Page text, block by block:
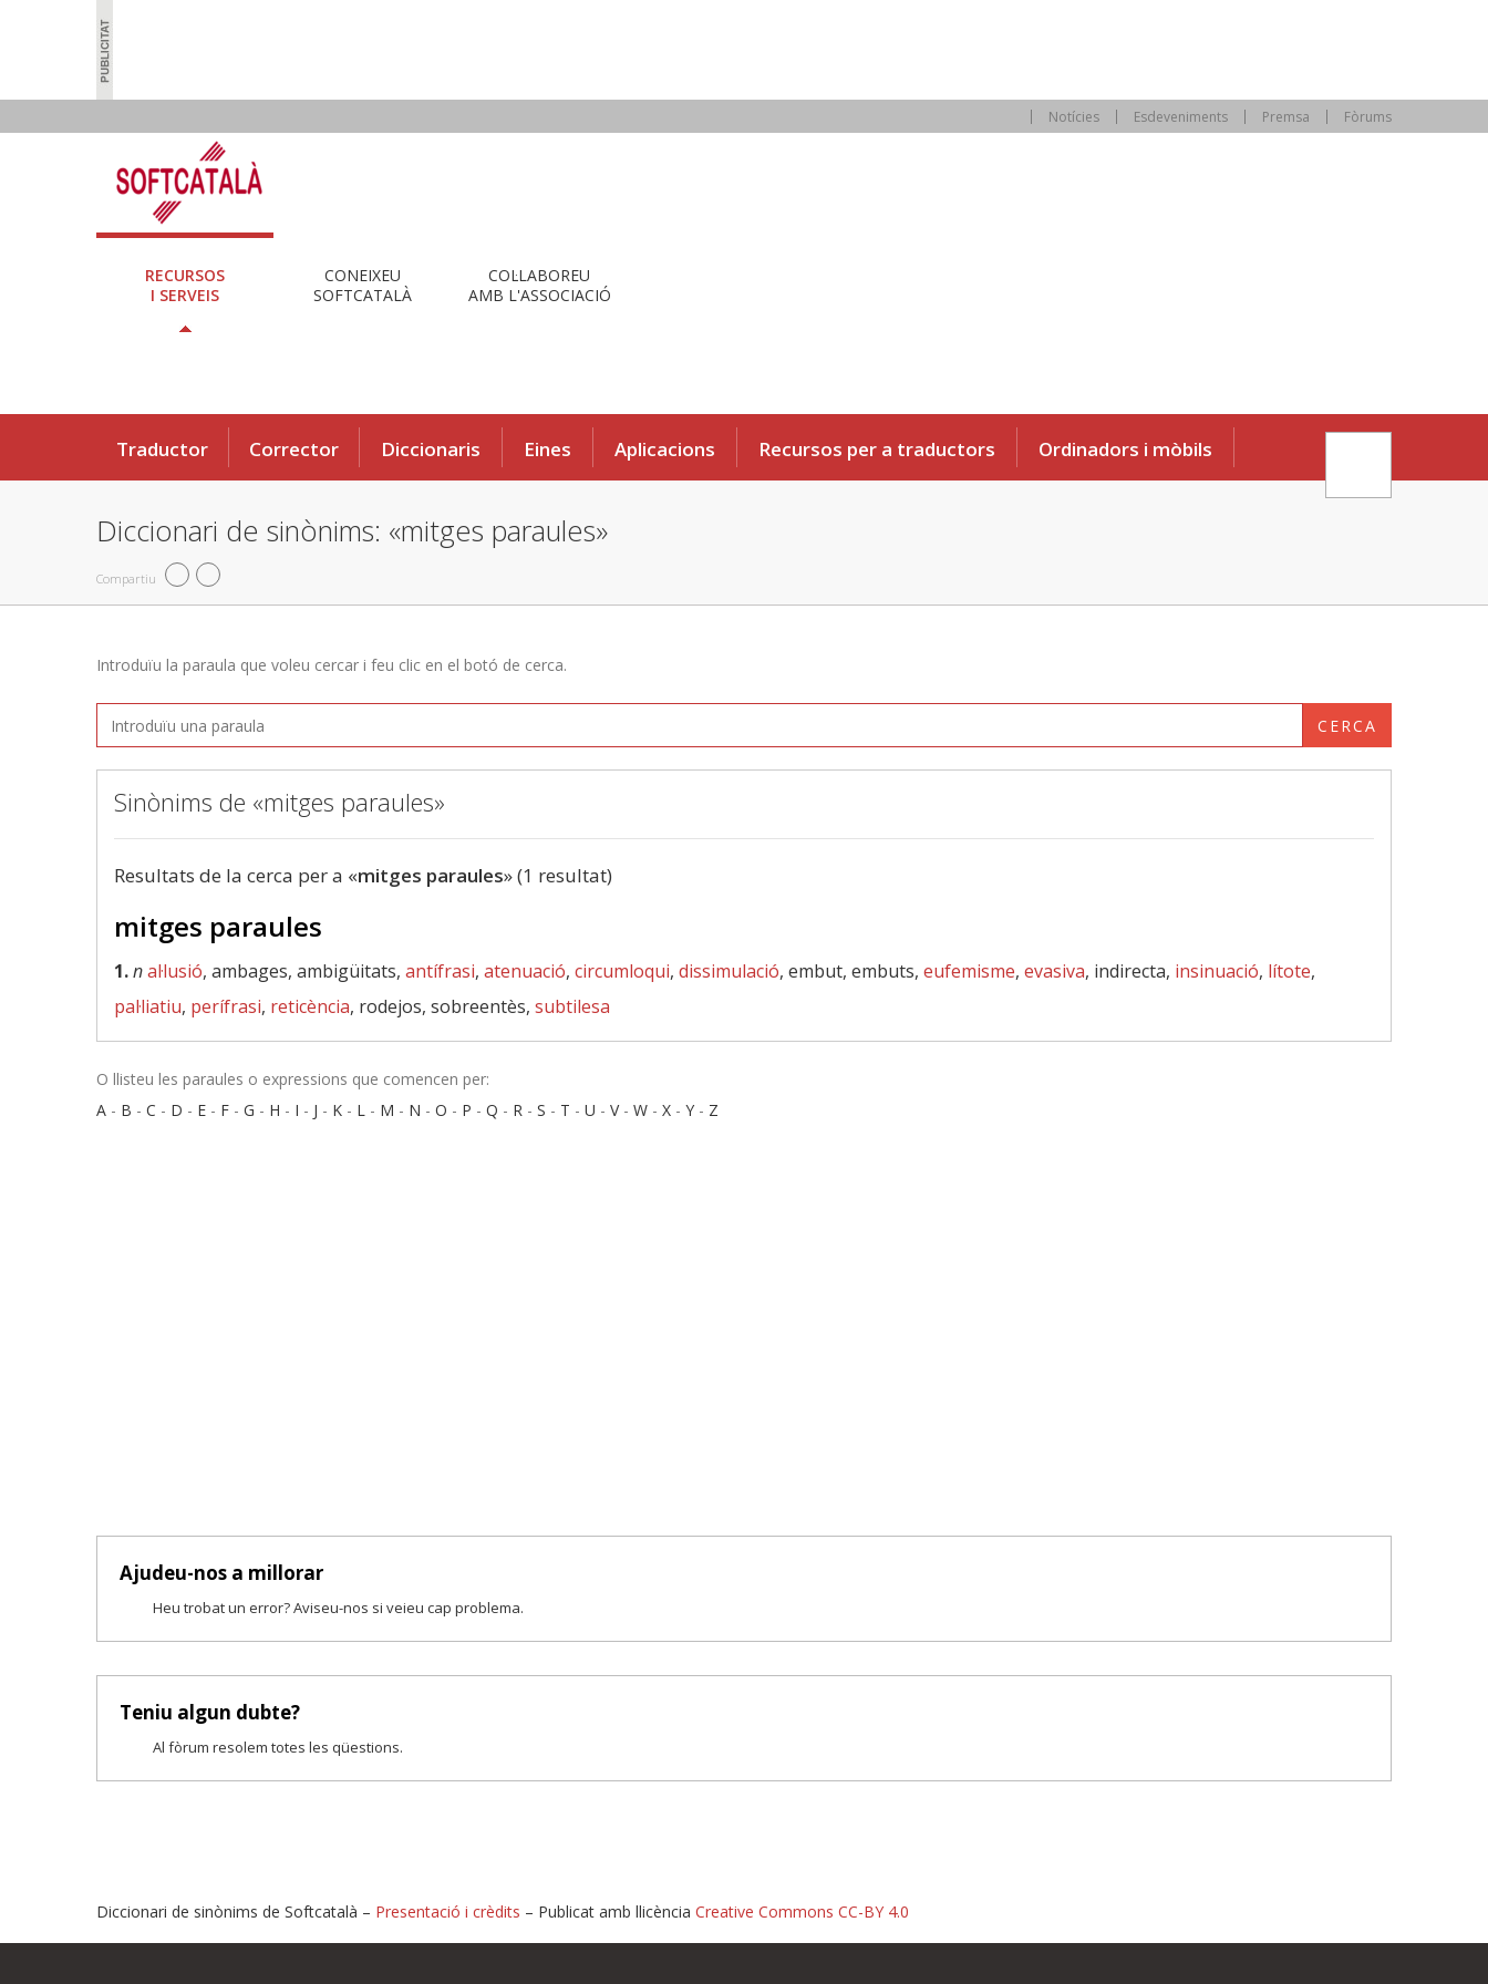
Notícies Esdeveniments Premsa Fòrums
RECURSOS
I SERVEIS
CONEIXEU
SOFTCATALÀ
COL·LABOREU
AMB L'ASSOCIACIÓ
Traductor Corrector Diccionaris Eines Aplicacions Recursos per a traductors Ordinadors i mòbils
Diccionari de sinònims: «mitges paraules»
Compartiu
Introduïu la paraula que voleu cercar i feu clic en el botó de cerca.
CERCA
Sinònims de «mitges paraules»
Resultats de la cerca per a «mitges paraules» (1 resultat)
mitges paraules
1.nal·lusió, ambages, ambigüitats, antífrasi, atenuació, circumloqui, dissimulació, embut, embuts, eufemisme, evasiva, indirecta, insinuació, lítote,
pal·liatiu, perífrasi, reticència, rodejos, sobreentès, subtilesa
O llisteu les paraules o expressions que comencen per:
A - B - C - D - E - F - G - H - I - J - K - L - M - N - O - P - Q - R - S - T - U - V- W - X - Y - Z
Ajudeu-nos a millorar
Heu trobat un error? Aviseu-nos si veieu cap problema.
Teniu algun dubte?
Al fòrum resolem totes les qüestions.
Diccionari de sinònims de Softcatalà – Presentació i crèdits – Publicat amb llicència Creative Commons CC-BY 4.0